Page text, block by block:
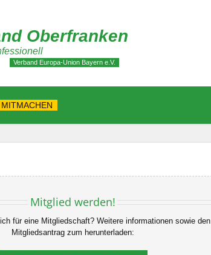
Oberfranken
Verband Europa-Union Bayern e.V.
MITMACHEN
Mitglied werden!
für eine Mitgliedschaft? Weitere informationen sowie den
Mitgliedsantrag zum herunterladen: